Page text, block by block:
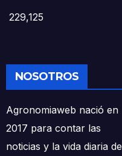
229,125
NOSOTROS
Agronomiaweb nació en
2017 para contar las
noticias y la vida diaria de